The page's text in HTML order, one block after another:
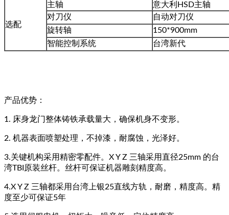
选配
主轴
意大利HSD主轴
对刀仪
自动对刀仪
旋转轴
150*900mm
智能控制系统
台湾新代
产品优势：
1. 床身龙门整体铸铁承载量大，确保机身不变形。
2. 机器表面喷塑处理，不掉漆，耐腐蚀，光泽好。
3.关键机构采用精密零配件。X Y Z 三轴采用直径25mm 的台
湾TBI原装丝杆。丝杆可保证机器雕刻精度高。
4.X Y Z 三轴都采用台湾上银25直线方轨，耐磨，精度高。精
度至少可保证5年